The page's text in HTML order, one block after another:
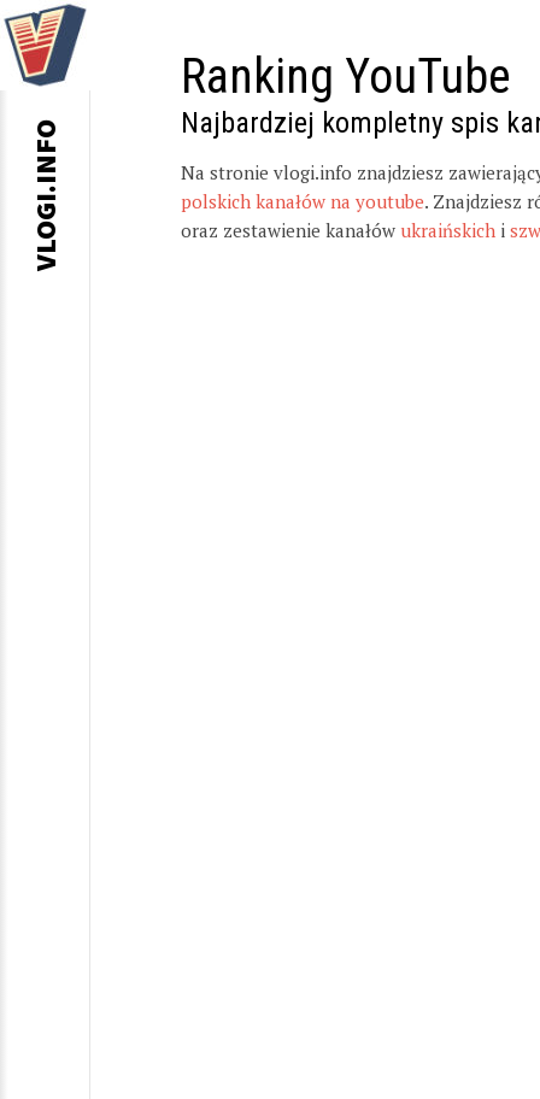
Ranking YouTube
Najbardziej kompletny spis
Na stronie vlogi.info znajdziesz
polskich kanałów na youtube. Znajdziesz
oraz zestawienie kanałów ukraińskich i
VLOGI.INFO